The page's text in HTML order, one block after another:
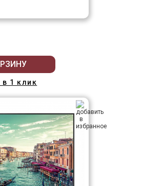
в 1 клик